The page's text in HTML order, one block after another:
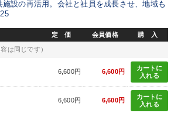
設の再活用。会社と社員を成長させ、地域も
定 価 会員価格 購 入
は同じです）
6,600円 6,600円
カートに
入れる
6,600円 6,600円
カートに
入れる